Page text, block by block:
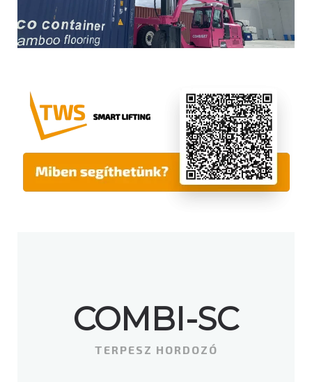
COMBI-SC
TERPESZ HORDOZÓ